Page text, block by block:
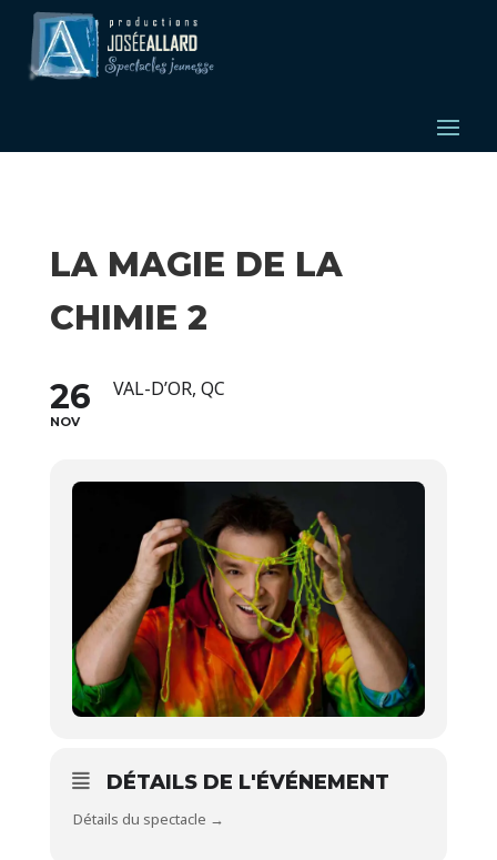
LA MAGIE DE LA
CHIMIE 2
26
NOV
VAL-D’OR, QC
DÉTAILS DE L'ÉVÉNEMENT
Détails du spectacle →